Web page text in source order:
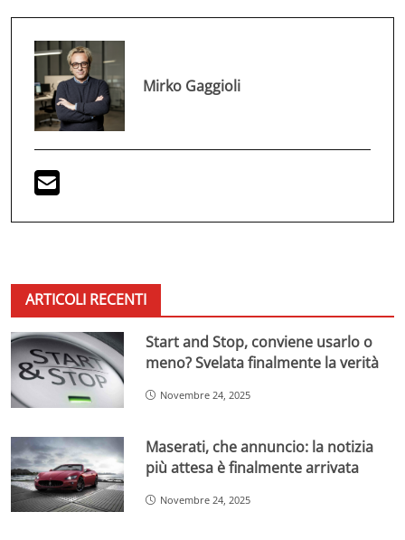
Mirko Gaggioli
ARTICOLI RECENTI
Start and Stop, conviene usarlo o
meno? Svelata finalmente la verità
Novembre 24, 2025
Maserati, che annuncio: la notizia
più attesa è finalmente arrivata
Novembre 24, 2025